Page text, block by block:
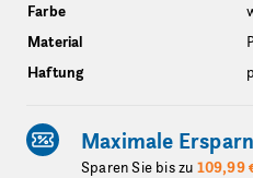
Farbe
Material
Haftung
Maximale
Sparen Sie bis zu 109,99